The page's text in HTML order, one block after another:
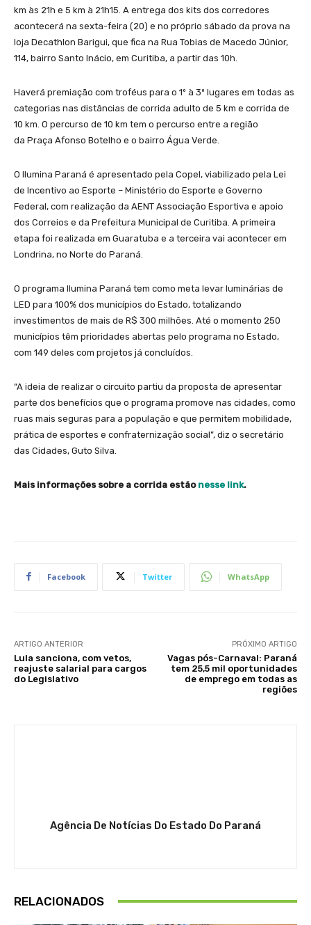
km às 21h e 5 km à 21h15. A entrega dos kits dos corredores
acontecerá na sexta-feira (20) e no próprio sábado da prova na
loja Decathlon Barigui, que fica na Rua Tobias de Macedo Júnior,
114, bairro Santo Inácio, em Curitiba, a partir das 10h.
Haverá premiação com troféus para o 1º à 3º lugares em todas as
categorias nas distâncias de corrida adulto de 5 km e corrida de
10 km. O percurso de 10 km tem o percurso entre a região
da Praça Afonso Botelho e o bairro Água Verde.
O Ilumina Paraná é apresentado pela Copel, viabilizado pela Lei
de Incentivo ao Esporte – Ministério do Esporte e Governo
Federal, com realização da AENT Associação Esportiva e apoio
dos Correios e da Prefeitura Municipal de Curitiba. A primeira
etapa foi realizada em Guaratuba e a terceira vai acontecer em
Londrina, no Norte do Paraná.
O programa Ilumina Paraná tem como meta levar luminárias de
LED para 100% dos municípios do Estado, totalizando
investimentos de mais de R$ 300 milhões. Até o momento 250
municípios têm prioridades abertas pelo programa no Estado,
com 149 deles com projetos já concluídos.
“A ideia de realizar o circuito partiu da proposta de apresentar
parte dos benefícios que o programa promove nas cidades, como
ruas mais seguras para a população e que permitem mobilidade,
prática de esportes e confraternização social”, diz o secretário
das Cidades, Guto Silva.
Mais informações sobre a corrida estão nesse link.
Facebook Twitter WhatsApp
ARTIGO ANTERIOR
Lula sanciona, com vetos,
reajuste salarial para cargos
do Legislativo
PRÓXIMO ARTIGO
Vagas pós-Carnaval: Paraná
tem 25,5 mil oportunidades
de emprego em todas as
regiões
Agência De Notícias Do Estado Do Paraná
RELACIONADOS